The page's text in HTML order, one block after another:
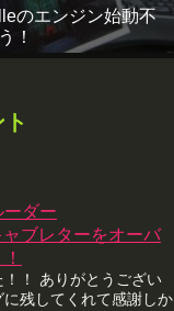
のエンジン始動不
！
ーダー
ブレターをオーバ
！ ありがとうござい
残してくれて感謝しか